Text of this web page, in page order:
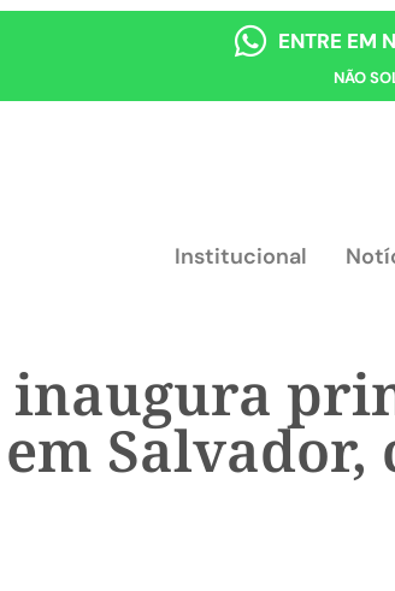
ENTRE EM
NÃO
Institucional
inaugura
em Salvador,